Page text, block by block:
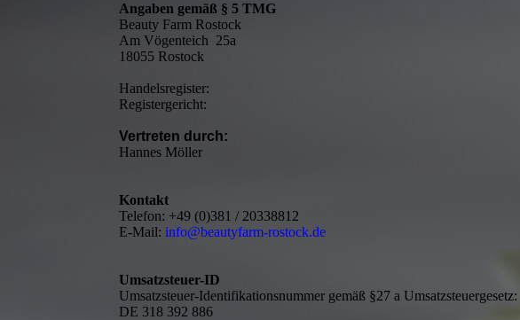
Angaben gemäß § 5 TMG
Beauty Farm Rostock
Am Vögenteich 25a
18055 Rostock
Handelsregister:
Registergericht:
Vertreten durch:
Hannes Möller
Kontakt
Telefon: +49 (0)381 / 20338812
E-Mail:info@beautyfarm-rostock.de
Umsatzsteuer-ID
Umsatzsteuer-Identifikationsnummer gemäß §27 a Umsatzsteuergesetz:
DE 318 392 886